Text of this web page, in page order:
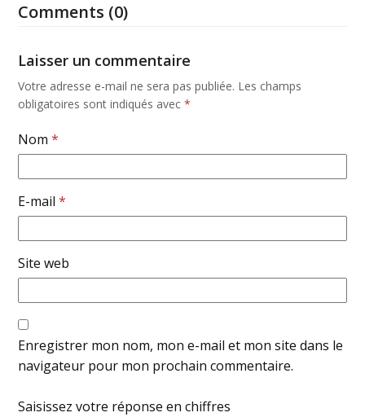
Comments (0)
Laisser un commentaire
Votre adresse e-mail ne sera pas publiée. Les champs
obligatoires sont indiqués avec*
Nom*
E-mail*
Site web
Enregistrer mon nom, mon e-mail et mon site dans le
navigateur pour mon prochain commentaire.
Saisissez votre réponse en chiffres